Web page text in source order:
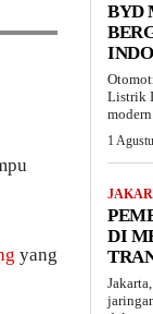
yang
BYD
Listrik
1
DI